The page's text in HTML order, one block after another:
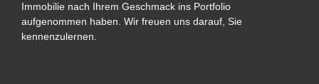
Immobilie nach Ihrem Geschmack ins Portfolio
aufgenommen haben. Wir freuen uns darauf, Sie
kennenzulernen.